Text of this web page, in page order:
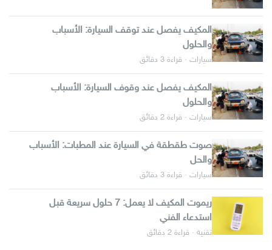
المكيف يفصل عند توقف السيارة: الأسباب
والحلول
سيارات · قراءة 3 دقائق
المكيف يفصل عند وقوف السيارة: الأسباب
والحلول
سيارات · قراءة 2 دقائق
صوت طقطقة في السيارة عند المطبات: الأسباب
والحل
سيارات · قراءة 3 دقائق
ريموت المكيف لا يعمل: 7 حلول سريعة قبل
استدعاء الفني
تقنية · قراءة 2 دقائق